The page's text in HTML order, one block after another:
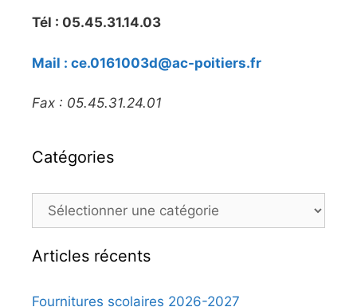
Tél : 05.45.31.14.03
Mail : ce.0161003d@ac-poitiers.fr
Fax : 05.45.31.24.01
Catégories
Articles récents
Fournitures scolaires 2026-2027